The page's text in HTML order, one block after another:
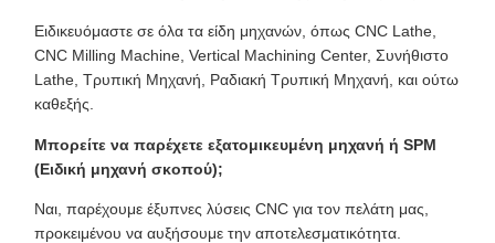
Ειδικευόμαστε σε όλα τα είδη μηχανών, όπως CNC Lathe,
CNC Milling Machine, Vertical Machining Center, Συνήθιστο
Lathe, Τρυπική Μηχανή, Ραδιακή Τρυπική Μηχανή, και ούτω
καθεξής.
Μπορείτε να παρέχετε εξατομικευμένη μηχανή ή SPM
(Ειδική μηχανή σκοπού);
Ναι, παρέχουμε έξυπνες λύσεις CNC για τον πελάτη μας,
προκειμένου να αυξήσουμε την αποτελεσματικότητα.